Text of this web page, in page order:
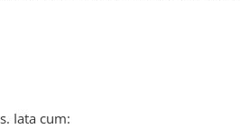
Iata cum: